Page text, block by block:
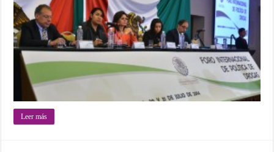
Leer más